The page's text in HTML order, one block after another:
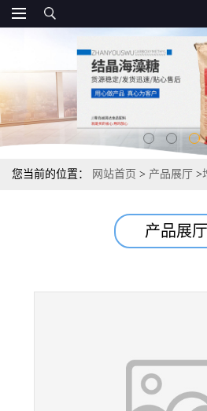
您当前的位置： 网站首页 > 产品展厅 >
产品展厅